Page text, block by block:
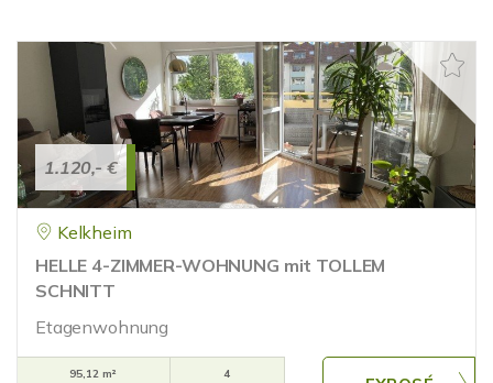
1.120,- €
Kelkheim
HELLE 4-ZIMMER-WOHNUNG mit TOLLEM
SCHNITT
Etagenwohnung
95,12 m²
4